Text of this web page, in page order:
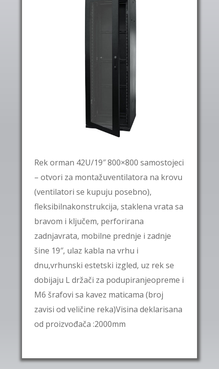
Rek orman 42U/19″ 800×800 samostojeci
– otvori za montažuventilatora na krovu
(ventilatori se kupuju posebno),
fleksibilnakonstrukcija, staklena vrata sa
bravom i ključem, perforirana
zadnjavrata, mobilne prednje i zadnje
šine 19″, ulaz kabla na vrhu i
dnu,vrhunski estetski izgled, uz rek se
dobijaju L držači za podupiranjeopreme i
M6 šrafovi sa kavez maticama (broj
zavisi od veličine reka)Visina deklarisana
od proizvođača :2000mm